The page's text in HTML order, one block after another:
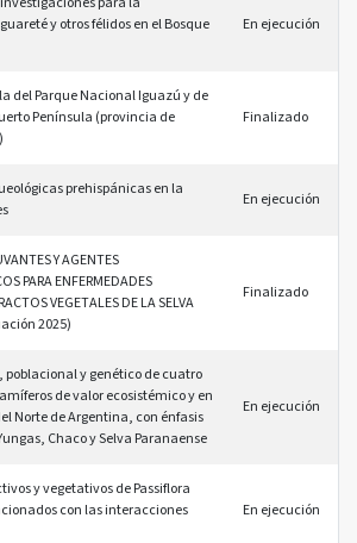
y otros félidos en el Bosque
En ejecución
del Parque Nacional Iguazú y de
Península (provincia de
Finalizado
prehispánicas en la
En ejecución
Y AGENTES
PARA ENFERMEDADES
VEGETALES DE LA SELVA
2025)
Finalizado
poblacional y genético de cuatro
de valor ecosistémico y en
Norte de Argentina, con énfasis
Chaco y Selva Paranaense
En ejecución
y vegetativos de Passiflora
con las interacciones
En ejecución